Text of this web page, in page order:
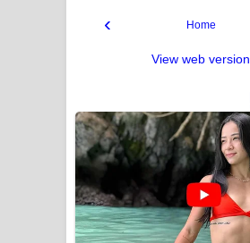
‹ Home
View web version